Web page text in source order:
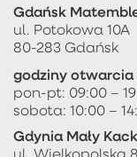
Gdańsk
ul. Potokowa 10A
80-283 Gdańsk
godziny otwarcia
pon-pt: 09:00 –
sobota: 10:00 –
Gdynia Mały Kack
ul. Wielkopolska